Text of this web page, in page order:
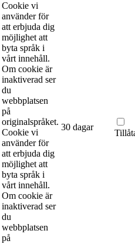
Cookie vi
använder för
att erbjuda dig
möjlighet att
byta språk i
vårt innehåll.
Om cookie är
inaktiverad ser
du
webbplatsen
på
originalspråket.
Cookie vi
använder för
att erbjuda dig
möjlighet att
byta språk i
vårt innehåll.
Om cookie är
inaktiverad ser
du
webbplatsen
på
30 dagar